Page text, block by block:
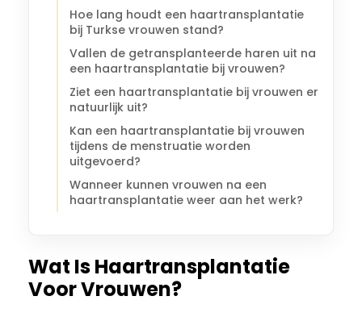
Hoe lang houdt een haartransplantatie
bij Turkse vrouwen stand?
Vallen de getransplanteerde haren uit na
een haartransplantatie bij vrouwen?
Ziet een haartransplantatie bij vrouwen er
natuurlijk uit?
Kan een haartransplantatie bij vrouwen
tijdens de menstruatie worden
uitgevoerd?
Wanneer kunnen vrouwen na een
haartransplantatie weer aan het werk?
Wat Is Haartransplantatie
Voor Vrouwen?